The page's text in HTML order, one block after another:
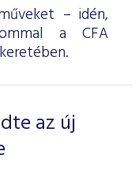
– idén,
a CFA
az új